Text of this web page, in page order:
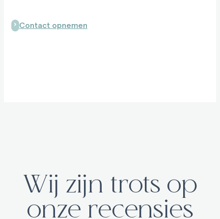
Contact opnemen
Wij zijn trots op
onze recensies